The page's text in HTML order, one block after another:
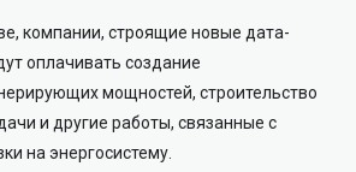
компании, строящие новые дата-
оплачивать создание
мощностей, строительство
и другие работы, связанные с
на энергосистему.